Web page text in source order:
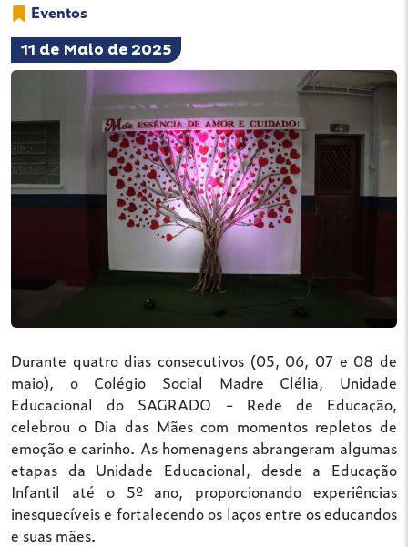
Eventos
11 de Maio de 2025
Durante quatro dias consecutivos (05, 06, 07 e 08 de
maio), o Colégio Social Madre Clélia, Unidade
Educacional do SAGRADO - Rede de Educação,
celebrou o Dia das Mães com momentos repletos de
emoção e carinho. As homenagens abrangeram algumas
etapas da Unidade Educacional, desde a Educação
Infantil até o 5º ano, proporcionando experiências
inesquecíveis e fortalecendo os laços entre os educandos
e suas mães.